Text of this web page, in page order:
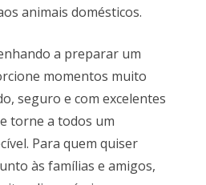
animais domésticos.
a preparar um
momentos muito
seguro e com excelentes
torne a todos um
Para quem quiser
às famílias e amigos,